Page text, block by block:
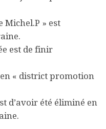
Michel.P » est
est de finir
« district promotion
d’avoir été éliminé en